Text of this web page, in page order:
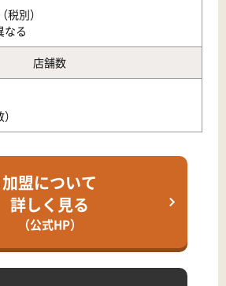
税別）
る
店舗数
加盟について
詳しく見る
（公式HP）